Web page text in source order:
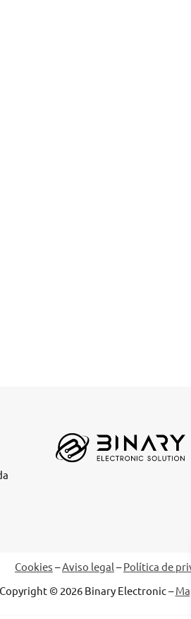
Cookies –Aviso legal –Política de
Copyright © 2026 Binary Electronic –